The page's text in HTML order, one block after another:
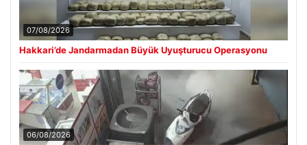
07/08/2026
Hakkari’de Jandarmadan Büyük Uyuşturucu Operasyonu
06/08/2026